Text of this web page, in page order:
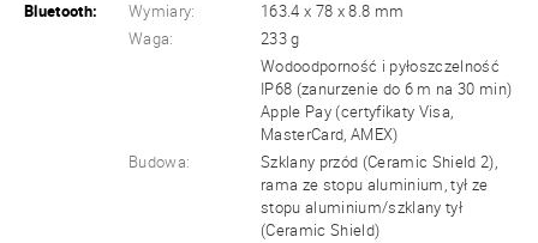
Bluetooth: Wymiary:
163.4 x 78 x 8.8 mm
Waga:
233 g
Wodoodporność i pyłoszczelność
IP68 (zanurzenie do 6 m na 30 min)
Apple Pay (certyfikaty Visa,
MasterCard, AMEX)
Budowa:
Szklany przód (Ceramic Shield 2),
rama ze stopu aluminium, tył ze
stopu aluminium/szklany tył
(Ceramic Shield)